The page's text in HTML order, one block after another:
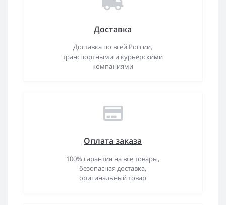
Доставка
Доставка по всей России,
транспортными и курьерскими
компаниями
Оплата заказа
100% гарантия на все товары,
безопасная доставка,
оригинальный товар